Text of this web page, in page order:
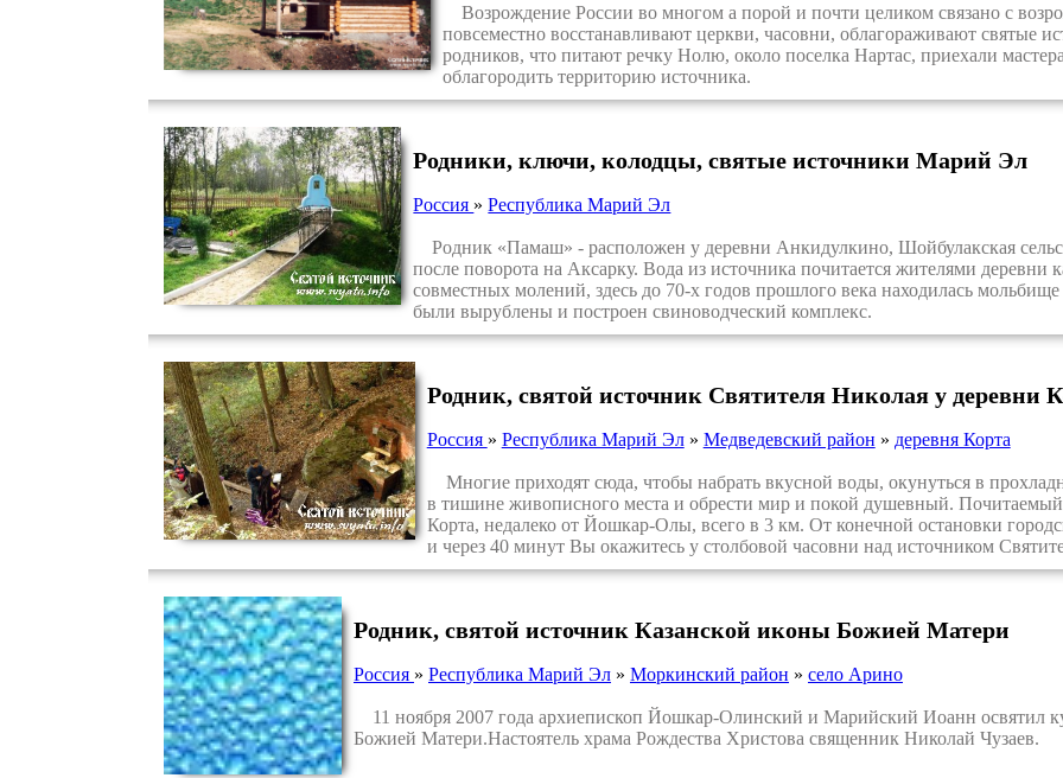
Возрождение России во многом а порой и почти целиком связано с
повсеместно восстанавливают церкви, часовни, облагораживают святые
родников, что питают речку Нолю, около поселка Нартас, приехали
облагородить территорию источника.
Родники, ключи, колодцы, святые источники Марий Эл
Россия »Республика Марий Эл
Родник «Памаш» - расположен у деревни Анкидулкино, Шойбулакская
после поворота на Аксарку. Вода из источника почитается жителями деревни
совместных молений, здесь до 70-х годов прошлого века находилась
были вырублены и построен свиноводческий комплекс.
Родник, святой источник Святителя Николая у деревни
Россия » Республика Марий Эл» Медведевский район » деревня Корта
Многие приходят сюда, чтобы набрать вкусной воды, окунуться в
в тишине живописного места и обрести мир и покой душевный. Почитаемый
Корта, недалеко от Йошкар-Олы, всего в 3 км. От конечной остановки
и через 40 минут Вы окажитесь у столбовой часовни над источником
Родник, святой источник Казанской иконы Божией Матери
Россия » Республика Марий Эл » Моркинский район » село Арино
11 ноября 2007 года архиепископ Йошкар-Олинский и Марийский Иоанн освятил
Божией Матери.Настоятель храма Рождества Христова священник Николай Чузаев.